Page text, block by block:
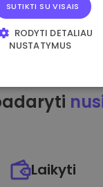
Laikyti
SUTIKTI SU VISAIS
RODYTI DETALIAU
NUSTATYMUS
VEIKIMĄ GERINANTYS